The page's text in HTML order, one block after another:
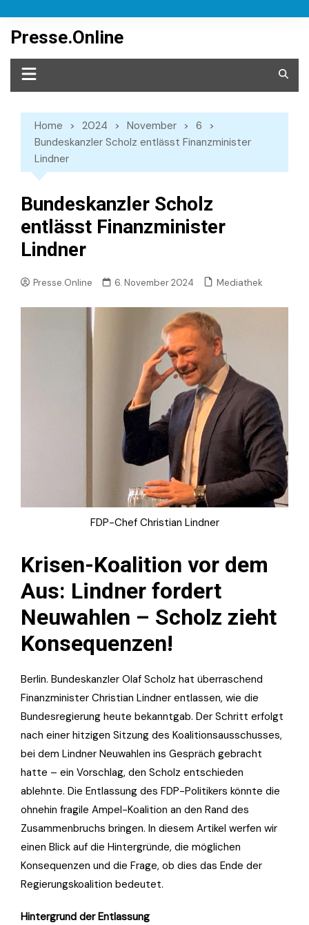
content
Presse.Online
Home 2024 November
6
Bundeskanzler Scholz entlässt Finanzminister
Lindner
Bundeskanzler Scholz
entlässt Finanzminister
Lindner
Presse.Online 6. November 2024 Mediathek
FDP-Chef Christian Lindner
Krisen-Koalition vor dem
Aus: Lindner fordert
Neuwahlen – Scholz zieht
Konsequenzen!
Berlin. Bundeskanzler Olaf Scholz hat überraschend
Finanzminister Christian Lindner entlassen, wie die
Bundesregierung heute bekanntgab. Der Schritt erfolgt
nach einer hitzigen Sitzung des Koalitionsausschusses,
bei dem Lindner Neuwahlen ins Gespräch gebracht
hatte – ein Vorschlag, den Scholz entschieden
ablehnte. Die Entlassung des FDP-Politikers könnte die
ohnehin fragile Ampel-Koalition an den Rand des
Zusammenbruchs bringen. In diesem Artikel werfen wir
einen Blick auf die Hintergründe, die möglichen
Konsequenzen und die Frage, ob dies das Ende der
Regierungskoalition bedeutet.
Hintergrund der Entlassung